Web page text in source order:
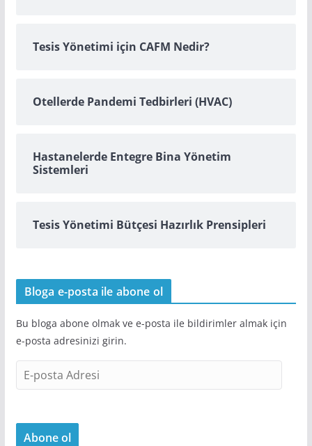
Tesis Yönetimi için CAFM Nedir?
Otellerde Pandemi Tedbirleri (HVAC)
Hastanelerde Entegre Bina Yönetim
Sistemleri
Tesis Yönetimi Bütçesi Hazırlık Prensipleri
Bloga e-posta ile abone ol
Bu bloga abone olmak ve e-posta ile bildirimler almak için
e-posta adresinizi girin.
-
o
Abone ol